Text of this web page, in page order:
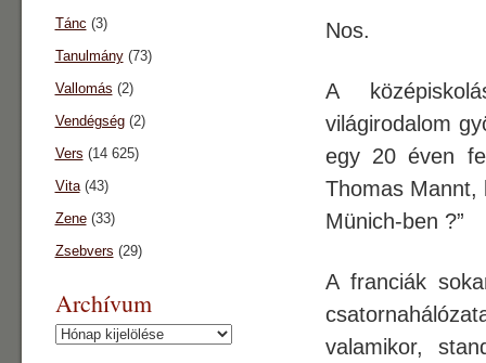
Nos.
A
világirodalom
egy 20 éven
Thomas Mannt,
Münich-ben ?”
A franciák
valamikor,
Tánc (3)
Tanulmány(73)
Vallomás (2)
Vendégség(2)
Vers (14 625)
Vita(43)
Zene(33)
Zsebvers (29)
Archívum
Archívum